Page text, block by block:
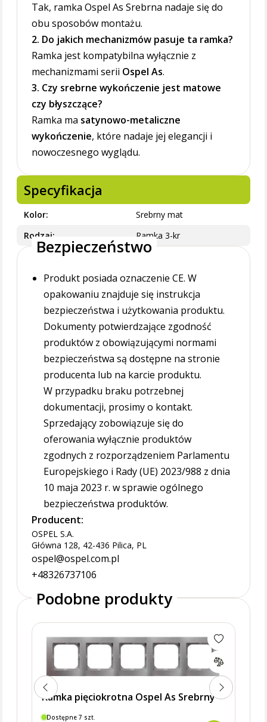
Tak, ramka Ospel As Srebrna nadaje się do
obu sposobów montażu.
2. Do jakich mechanizmów pasuje ta ramka?
Ramka jest kompatybilna wyłącznie z
mechanizmami serii Ospel As.
3. Czy srebrne wykończenie jest matowe
czy błyszczące?
Ramka ma satynowo-metaliczne
wykończenie, które nadaje jej elegancji i
nowoczesnego wyglądu.
Specyfikacja
Kolor
Srebrny mat
Rodzaj
Ramka 3-kr
Bezpieczeństwo
Produkt posiada oznaczenie CE. W
opakowaniu znajduje się instrukcja
bezpieczeństwa i użytkowania produktu.
Dokumenty potwierdzające zgodność
produktów z obowiązującymi normami
bezpieczeństwa są dostępne na stronie
producenta lub na karcie produktu.
W przypadku braku potrzebnej
dokumentacji, prosimy o kontakt.
Sprzedający zobowiązuje się do
oferowania wyłącznie produktów
zgodnych z rozporządzeniem Parlamentu
Europejskiego i Rady (UE) 2023/988 z dnia
10 maja 2023 r. w sprawie ogólnego
bezpieczeństwa produktów.
Producent:
OSPEL S.A.
Główna 128, 42-436 Pilica, PL
ospel@ospel.com.pl
+48326737106
Podobne produkty
Ramka pięciokrotna Ospel As Srebrny
Dostępne 7 szt.